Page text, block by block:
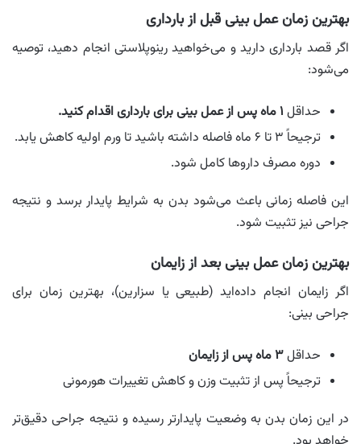
بهترین زمان عمل بینی قبل از بارداری
اگر قصد بارداری دارید و می‌خواهید رینوپلاستی انجام دهید، توصیه
می‌شود:
حداقل ۱ ماه پس از عمل بینی برای بارداری اقدام کنید.
ترجیحاً ۳ تا ۶ ماه فاصله داشته باشید تا ورم اولیه کاهش یابد.
دوره مصرف داروها کامل شود.
این فاصله زمانی باعث می‌شود بدن به شرایط پایدار برسد و نتیجه
جراحی نیز تثبیت شود.
بهترین زمان عمل بینی بعد از زایمان
اگر زایمان انجام داده‌اید (طبیعی یا سزارین)، بهترین زمان برای
جراحی بینی:
حداقل۳ ماه پس از زایمان
ترجیحاً پس از تثبیت وزن و کاهش تغییرات هورمونی
در این زمان بدن به وضعیت پایدارتر رسیده و نتیجه جراحی دقیق‌تر